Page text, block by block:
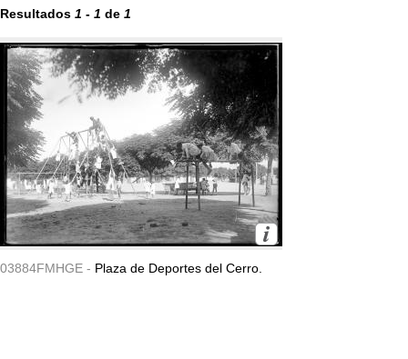
Resultados 1 - 1 de 1
03884FMHGE - Plaza de Deportes del Cerro.